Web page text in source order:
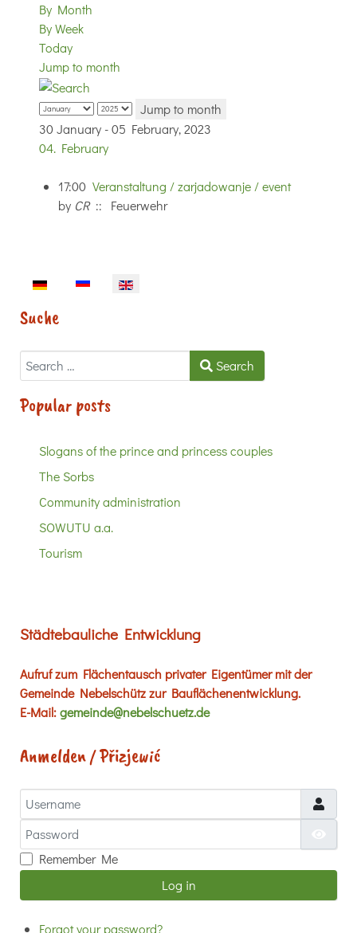
By Month
By Week
Today
Jump to month
Jump to month
30 January - 05 February, 2023
04. February
17:00 Veranstaltung / zarjadowanje / event
by CR:: Feuerwehr
Select your language
Suche
Search Search
Popular posts
Slogans of the prince and princess couples
The Sorbs
Community administration
SOWUTU a.a.
Tourism
Städtebauliche Entwicklung
Aufruf zum Flächentausch privater Eigentümer mit der
Gemeinde Nebelschütz zur Bauflächenentwicklung.
E-Mail:gemeinde@nebelschuetz.de
Anmelden / Přizjewić
Username
Password
Remember Me
Log in
Forgot your password?